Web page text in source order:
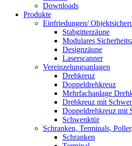
Downloads
Produkte
Einfriedungen/
Stabgitterzäune
Modulares
Designzäune
Laserscanner
Vereinzelungsanlagen
Drehkreuz
Doppeldrehkreuz
Mehrfachanlage
Drehkreuz mit
Doppeldrehkreuz mit
Schwenktür
Schranken, Terminals,
Schranken